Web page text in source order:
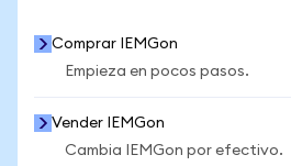
Comprar IEMGon
Empieza en pocos pasos.
Vender IEMGon
Cambia IEMGon por efectivo.